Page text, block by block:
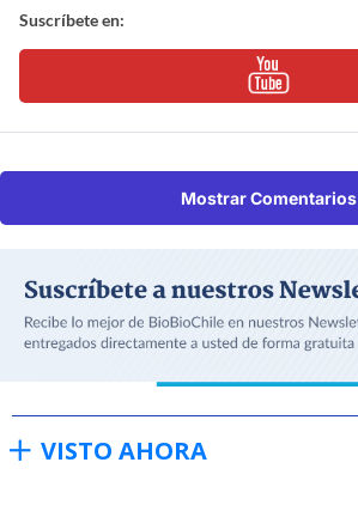
Suscríbete en:
Mostrar Comentarios
VISTO AHORA